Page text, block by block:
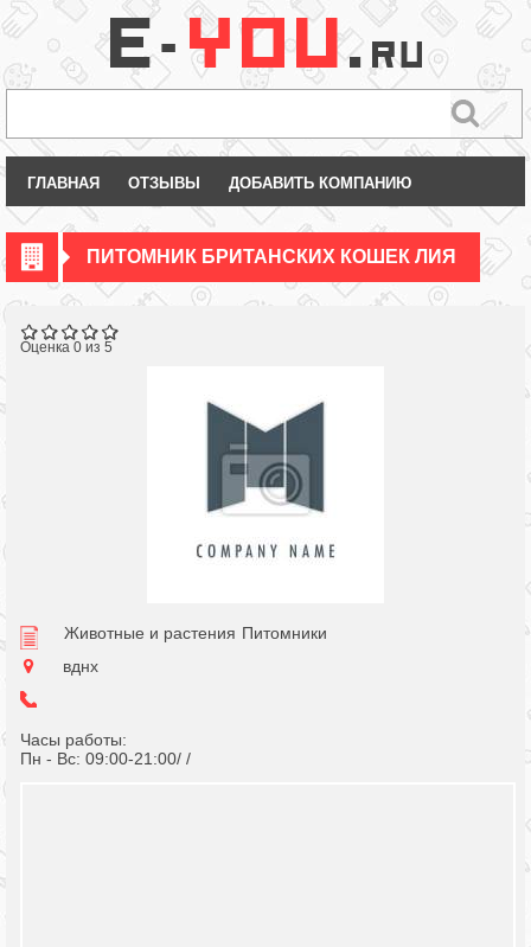
ГЛАВНАЯ ОТЗЫВЫ ДОБАВИТЬ КОМПАНИЮ
ПИТОМНИК БРИТАНСКИХ КОШЕК ЛИЯ
Оценка 0 из 5
Животные и растения Питомники
вднх
Часы работы:
Пн - Вс: 09:00-21:00/ /